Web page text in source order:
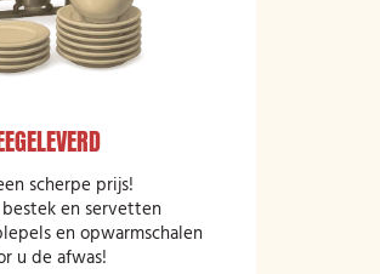
scherpe prijs!
en servetten
en opwarmschalen
u de afwas!